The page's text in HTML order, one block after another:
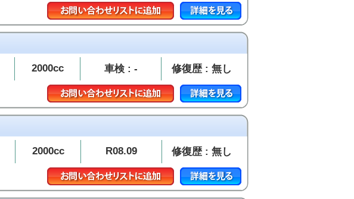
2000cc 車検 : - 修復歴 : 無し
2000cc R08.09 修復歴 : 無し